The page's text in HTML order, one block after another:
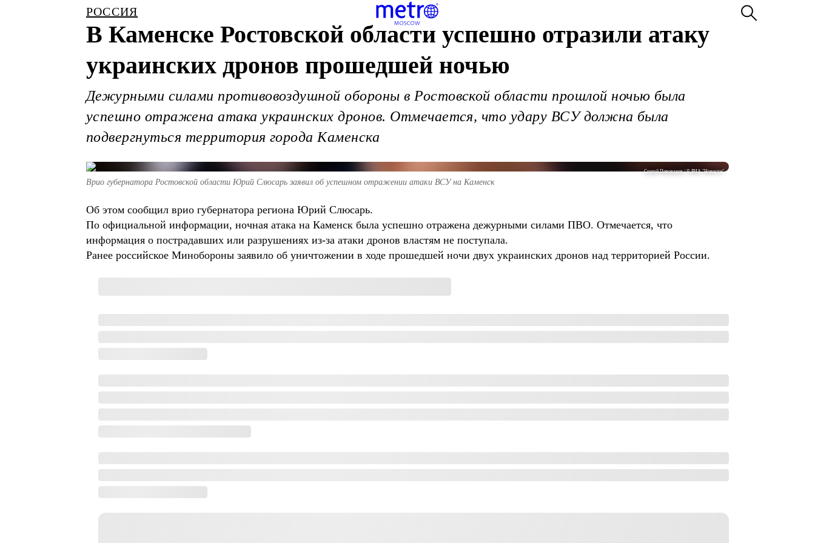
РОССИЯ
В Каменске Ростовской области успешно отразили атаку
украинских дронов прошедшей ночью
Дежурными силами противовоздушной обороны в Ростовской области прошлой ночью была
успешно отражена атака украинских дронов. Отмечается, что удару ВСУ должна была
подвергнуться территория города Каменска
Сергей Пивоваров / © РИА "Новости"
Врио губернатора Ростовской области Юрий Слюсарь заявил об успешном отражении атаки ВСУ на Каменск
Об этом сообщил врио губернатора региона Юрий Слюсарь.
По официальной информации, ночная атака на Каменск была успешно отражена дежурными силами ПВО. Отмечается, что
информация о пострадавших или разрушениях из-за атаки дронов властям не поступала.
Ранее российское Минобороны заявило об уничтожении в ходе прошедшей ночи двух украинских дронов над территорией России.